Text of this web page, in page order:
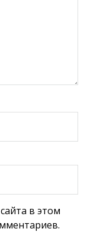
в этом